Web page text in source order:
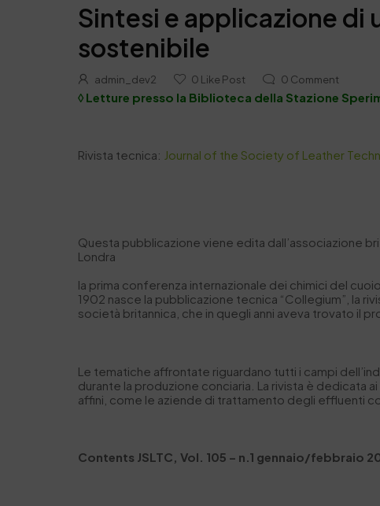
Sintesi e applicazione di
sostenibile
admin_dev2 0 Like Post 0 Comment
◊ Letture presso la Biblioteca della Stazione
Rivista tecnica: Journal of the Society of Leather
Questa pubblicazione viene edita dall’associazione
Londra
la prima conferenza internazionale dei chimici del
1902 nasce la pubblicazione tecnica “Collegium”, la
società britannica, che in quegli anni aveva trovato il
Le tematiche affrontate riguardano tutti i campi
durante la produzione conciaria. La rivista è dedicata
affini, come le aziende di trattamento degli effluenti
Contents JSLTC, Vol. 105 – n.1 gennaio/febbraio